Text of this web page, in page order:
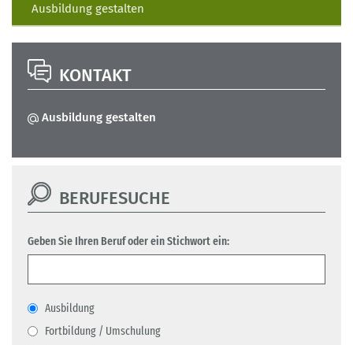
Ausbildung gestalten
KONTAKT
Ausbildung gestalten
BERUFESUCHE
Geben Sie Ihren Beruf oder ein Stichwort ein:
Ausbildung
Fortbildung / Umschulung